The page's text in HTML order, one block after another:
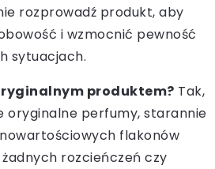
rozprowadź produkt, aby
i wzmocnić pewność
sytuacjach.
produktem? Tak,
oryginalne perfumy, starannie
flakonów
rozcieńczeń czy